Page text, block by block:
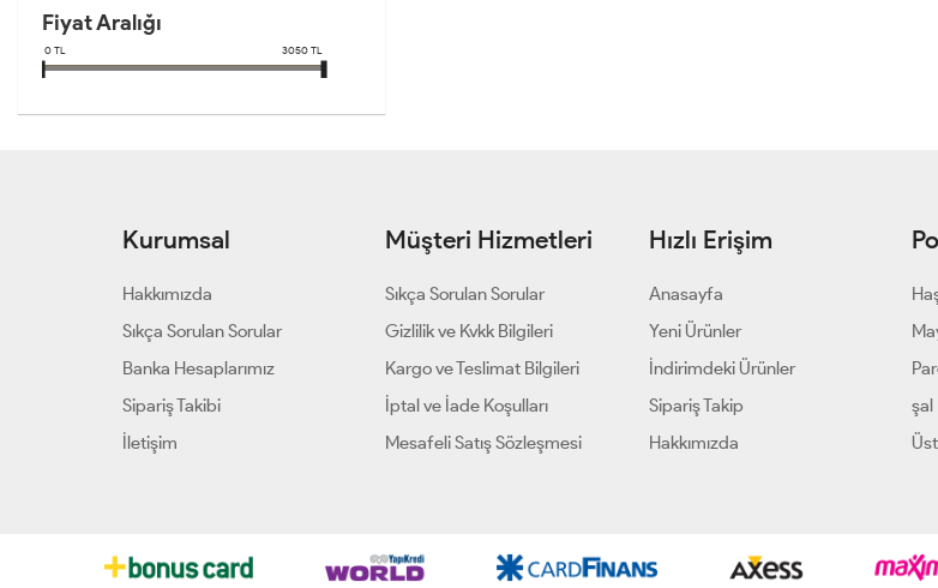
Fiyat Aralığı
0TL 3050TL
Kurumsal
Hakkımızda
Sıkça Sorulan Sorular
Banka Hesaplarımız
Sipariş Takibi
İletişim
Müşteri Hizmetleri
Sıkça Sorulan Sorular
Gizlilik ve Kvkk Bilgileri
Kargo ve Teslimat Bilgileri
İptal ve İade Koşulları
Mesafeli Satış Sözleşmesi
Hızlı Erişim
Anasayfa
Yeni Ürünler
İndirimdeki Ürünler
Sipariş Takip
Hakkımızda
şal